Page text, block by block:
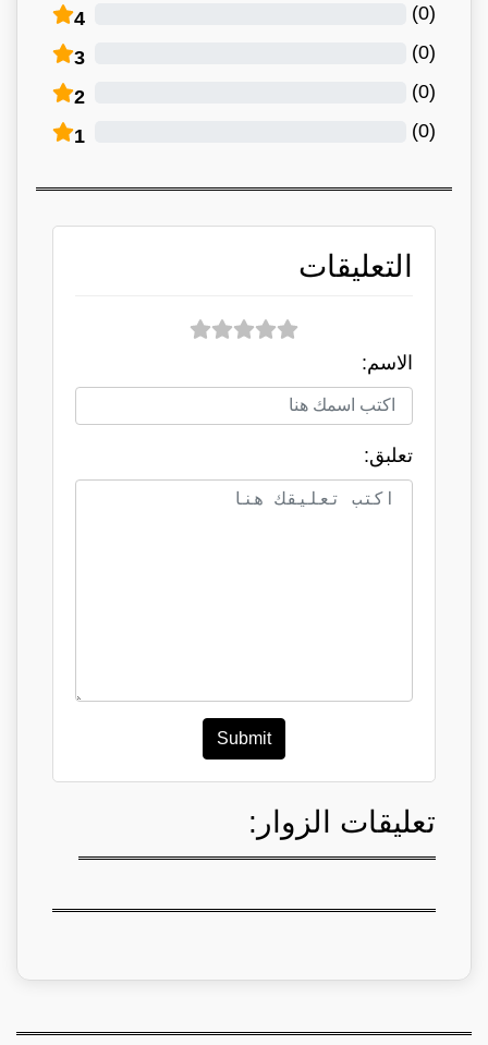
4 (
0
)
3 (
0
)
2 (
0
)
1 (
0
)
التعليقات
الاسم:
تعلبق:
Submit
تعليقات الزوار: